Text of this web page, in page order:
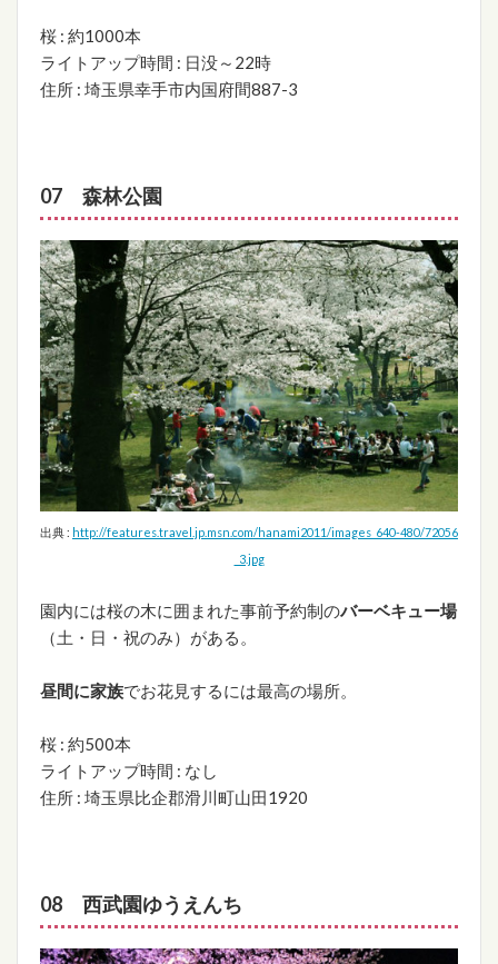
桜 : 約1000本
ライトアップ時間 : 日没～22時
住所 : 埼玉県幸手市内国府間887-3
07 森林公園
出典 : http://features.travel.jp.msn.com/hanami2011/images_640-480/72056
_3.jpg
園内には桜の木に囲まれた事前予約制のバーベキュー場
（土・日・祝のみ）がある。
昼間に家族でお花見するには最高の場所。
桜 : 約500本
ライトアップ時間 : なし
住所 : 埼玉県比企郡滑川町山田1920
08 西武園ゆうえんち